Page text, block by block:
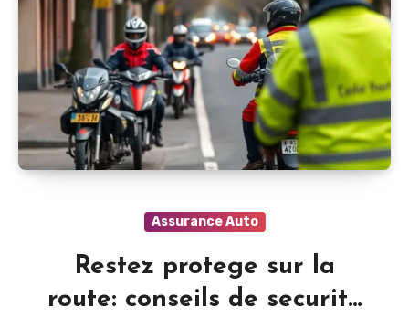
Assurance Auto
Restez protege sur la
route: conseils de securite